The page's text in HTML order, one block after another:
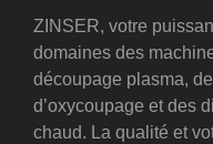
ZINSER, votre
domaines des
découpage plasma,
d’oxycoupage et des
chaud. La qualité et